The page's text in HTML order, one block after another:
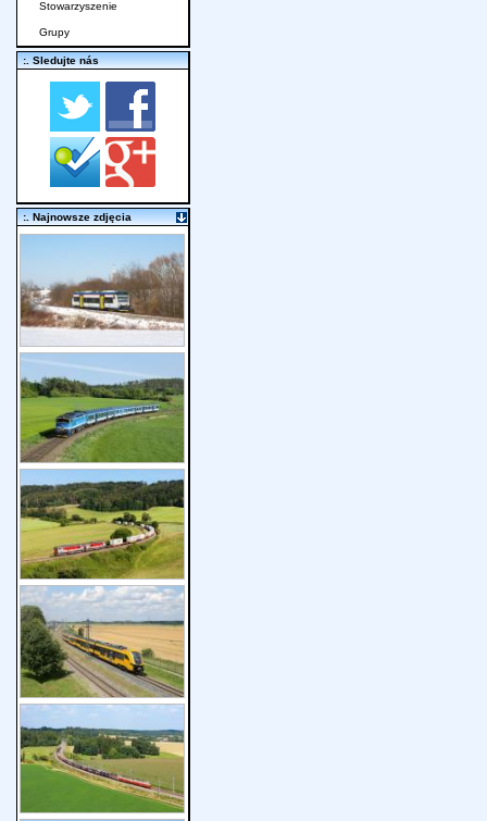
Stowarzyszenie
Grupy
:. Sledujte nás
:. Najnowsze zdjęcia